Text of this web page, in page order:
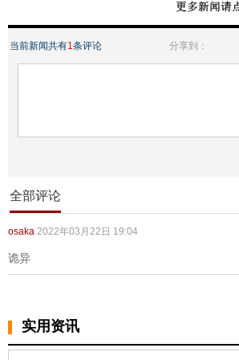
当前新闻共有1条评论 分享到：
全部评论
osaka 2022年03月22日 19:04
诡异
实用资讯